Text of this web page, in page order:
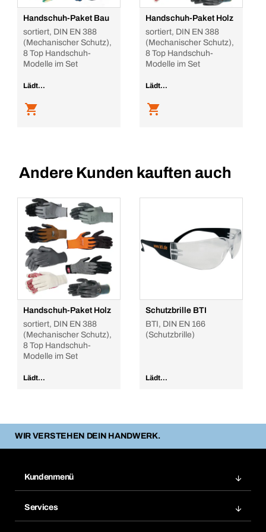
Handschuh-Paket Bau
sortiert, DIN EN 388
(Mechanischer Schutz),
8 Top Handschuh-
Modelle im Set
Lädt...
Handschuh-Paket Holz
sortiert, DIN EN 388
(Mechanischer Schutz),
8 Top Handschuh-
Modelle im Set
Lädt...
Andere Kunden kauften auch
Handschuh-Paket Holz
sortiert, DIN EN 388
(Mechanischer Schutz),
8 Top Handschuh-
Modelle im Set
Lädt...
Schutzbrille BTI
BTI, DIN EN 166
(Schutzbrille)
Lädt...
WIR VERSTEHEN DEIN HANDWERK.
Kundenmenü
Services